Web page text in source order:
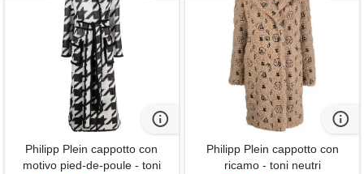
Philipp Plein cappotto con
motivo pied-de-poule - toni
Philipp Plein cappotto con
ricamo - toni neutri